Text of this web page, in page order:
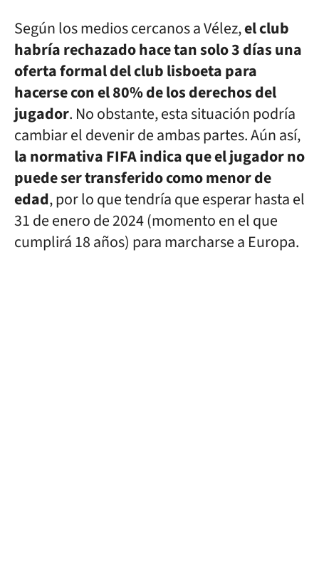
Según los medios cercanos a Vélez,el club
habría rechazado hace tan solo 3 días una
oferta formal del club lisboeta para
hacerse con el 80% de los derechos del
jugador. No obstante, esta situación podría
cambiar el devenir de ambas partes. Aún así,
la normativa FIFA indica que el jugador no
puede ser transferido como menor de
edad, por lo que tendría que esperar hasta el
31 de enero de 2024 (momento en el que
cumplirá 18 años) para marcharse a Europa.